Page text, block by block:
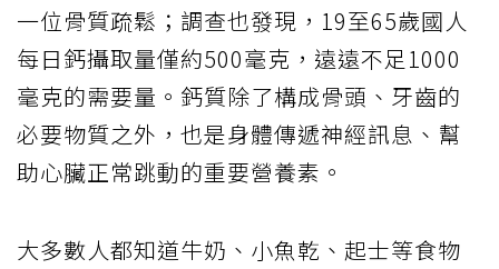
一位骨質疏鬆；調查也發現，19至65歲國人
每日鈣攝取量僅約500毫克，遠遠不足1000
毫克的需要量。鈣質除了構成骨頭、牙齒的
必要物質之外，也是身體傳遞神經訊息、幫
助心臟正常跳動的重要營養素。
大多數人都知道牛奶、小魚乾、起士等食物